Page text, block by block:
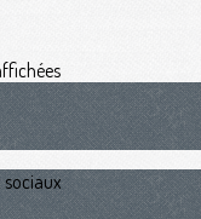
sociaux